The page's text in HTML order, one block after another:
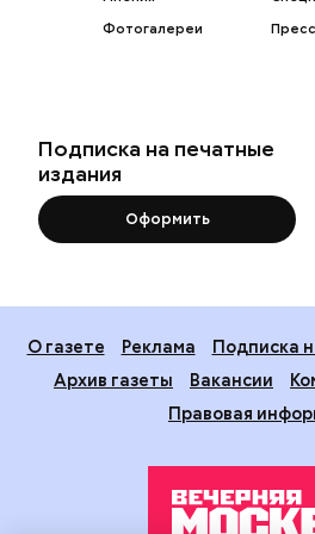
Фотогалереи
Подписка на печатные
издания
Оформить
О газете Реклама
Подписка
Архив газеты
Вакансии
Правовая